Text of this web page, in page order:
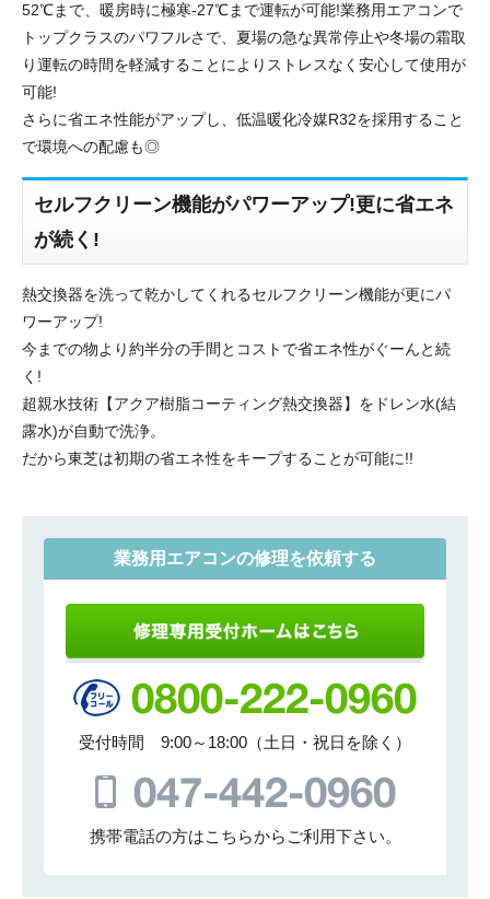
52℃まで、暖房時に極寒-27℃まで運転が可能!業務用エアコンで
トップクラスのパワフルさで、夏場の急な異常停止や冬場の霜取
り運転の時間を軽減することによりストレスなく安心して使用が
可能!
さらに省エネ性能がアップし、低温暖化冷媒R32を採用すること
で環境への配慮も◎
セルフクリーン機能がパワーアップ!更に省エネ
が続く!
熱交換器を洗って乾かしてくれるセルフクリーン機能が更にパ
ワーアップ!
今までの物より約半分の手間とコストで省エネ性がぐーんと続
く!
超親水技術【アクア樹脂コーティング熱交換器】をドレン水(結
露水)が自動で洗浄。
だから東芝は初期の省エネ性をキープすることが可能に!!
業務用エアコンの修理を依頼する
受付時間 9:00～18:00（土日・祝日を除く）
携帯電話の方はこちらからご利用下さい。